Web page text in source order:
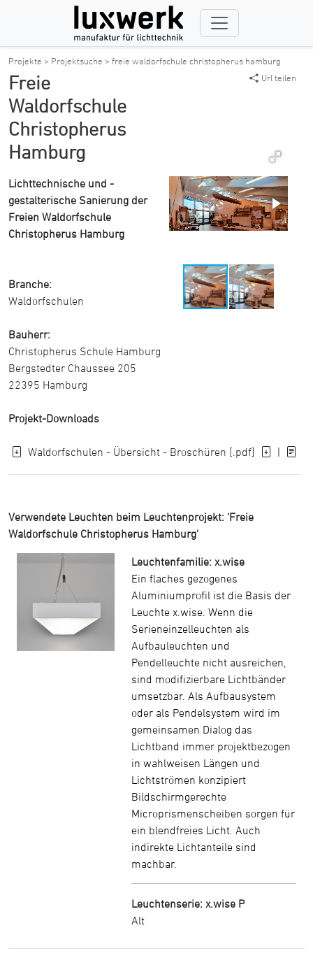
Projekte > Projektsuche > freie waldorfschule christopherus hamburg
Url teilen
Freie
Waldorfschule
Christopherus
Hamburg
Lichttechnische und -
gestalterische Sanierung der
Freien Waldorfschule
Christopherus Hamburg
Branche:
Waldorfschulen
Bauherr:
Christopherus Schule Hamburg
Bergstedter Chaussee 205
22395 Hamburg
Projekt-Downloads
Waldorfschulen - Übersicht - Broschüren [.pdf] |
Verwendete Leuchten beim Leuchtenprojekt: 'Freie
Waldorfschule Christopherus Hamburg'
Leuchtenfamilie: x.wise
Ein flaches gezogenes
Aluminiumprofil ist die Basis der
Leuchte x.wise. Wenn die
Serieneinzelleuchten als
Aufbauleuchten und
Pendelleuchte nicht ausreichen,
sind modifizierbare Lichtbänder
umsetzbar. Als Aufbausystem
oder als Pendelsystem wird im
gemeinsamen Dialog das
Lichtband immer projektbezogen
in wahlweisen Längen und
Lichtströmen konzipiert
Bildschirmgerechte
Microprismenscheiben sorgen für
ein blendfreies Licht. Auch
indirekte Lichtanteile sind
machbar.
Leuchtenserie: x.wise P
Alt